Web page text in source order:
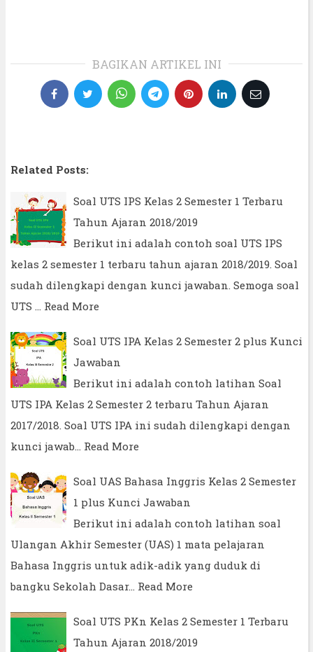
BAGIKAN ARTIKEL INI
Related Posts:
Soal UTS IPS Kelas 2 Semester 1 Terbaru
Tahun Ajaran 2018/2019
Berikut ini adalah contoh soal UTS IPS
kelas 2 semester 1 terbaru tahun ajaran 2018/2019. Soal
sudah dilengkapi dengan kunci jawaban. Semoga soal
UTS … Read More
Soal UTS IPA Kelas 2 Semester 2 plus Kunci
Jawaban
Berikut ini adalah contoh latihan Soal
UTS IPA Kelas 2 Semester 2 terbaru Tahun Ajaran
2017/2018. Soal UTS IPA ini sudah dilengkapi dengan
kunci jawab… Read More
Soal UAS Bahasa Inggris Kelas 2 Semester
1 plus Kunci Jawaban
Berikut ini adalah contoh latihan soal
Ulangan Akhir Semester (UAS) 1 mata pelajaran
Bahasa Inggris untuk adik-adik yang duduk di
bangku Sekolah Dasar… Read More
Soal UTS PKn Kelas 2 Semester 1 Terbaru
Tahun Ajaran 2018/2019